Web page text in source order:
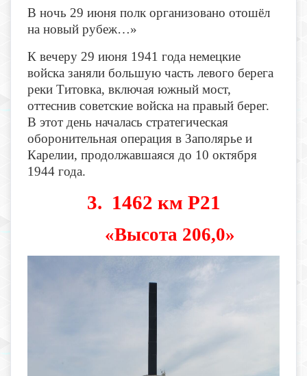
В ночь 29 июня полк организовано отошёл
на новый рубеж…»
К вечеру 29 июня 1941 года немецкие
войска заняли большую часть левого берега
реки Титовка, включая южный мост,
оттеснив советские войска на правый берег.
В этот день началась стратегическая
оборонительная операция в Заполярье и
Карелии, продолжавшаяся до 10 октября
1944 года.
3. 1462 км Р21
«Высота 206,0»